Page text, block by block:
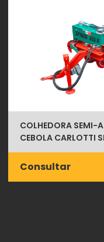
COLHEDORA SEMI-
CEBOLA CARLOTTI
Consultar